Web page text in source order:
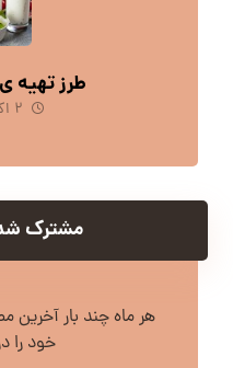
طرز تهیه
۲ اکتبر ۲۰۲۴
مشترک
هر ماه چند بار
خود را